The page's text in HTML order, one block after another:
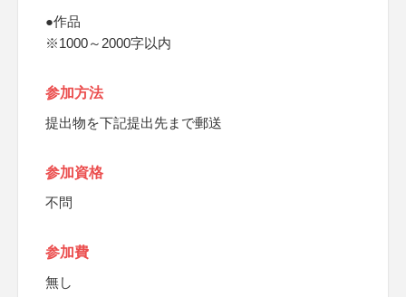
●作品
※1000～2000字以内
参加方法
提出物を下記提出先まで郵送
参加資格
不問
参加費
無し